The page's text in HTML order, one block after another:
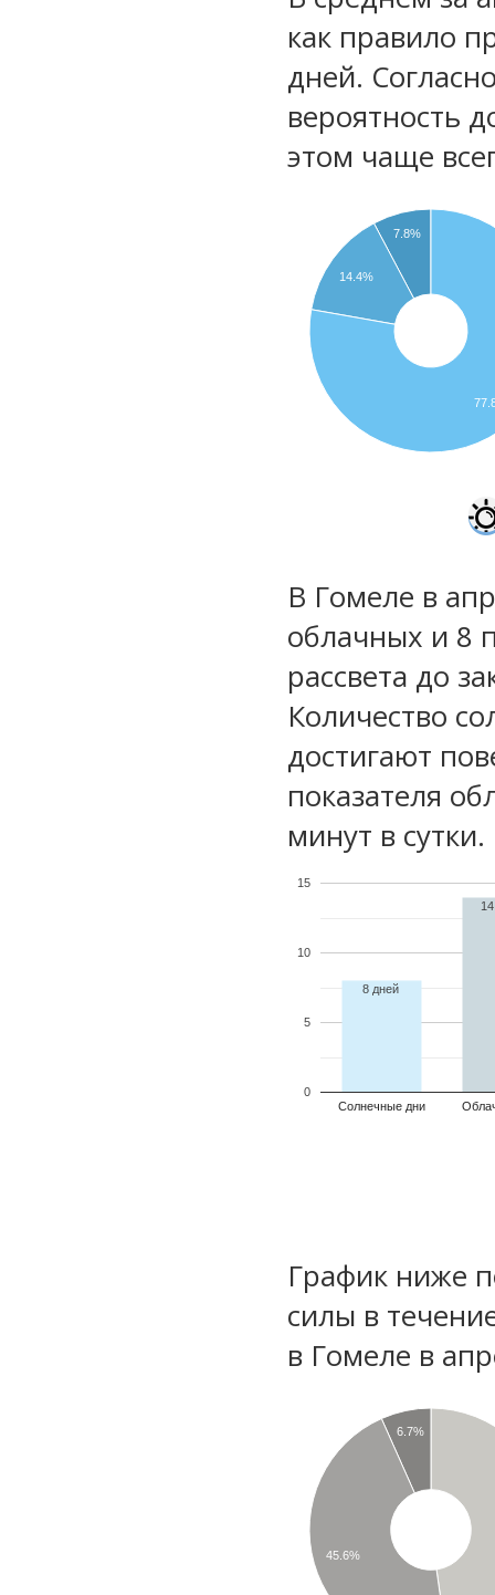
как правило
дней.
вероятность
этом чаще
7.8%
14.4%
В Гомеле в
облачных и 8
рассвета до
Количество
достигают
показателя
минут в сутки.
Солнечные дни
0
5
10
15
8 дней
График ниже
силы в
в Гомеле в
6.7%
45.6%